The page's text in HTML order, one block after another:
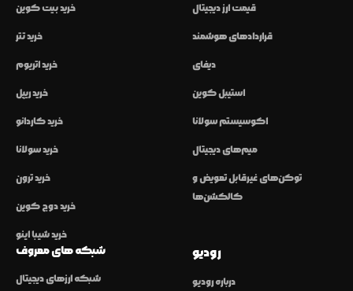
خرید بیت کوین
خرید تتر
خرید اتریوم
خرید ریپل
خرید کاردانو
خرید سولانا
خرید ترون
خرید دوج کوین
خرید شیبا اینو
قیمت ارز دیجیتال
قراردادهای هوشمند
دیفای
استیبل کوین
اکوسیستم سولانا
میم‌های دیجیتال
توکن‌های غیرقابل تعویض و
کالکشن‌ها
شبکه های معروف
شبکه ارزهای دیجیتال
رودیو
درباره رودیو